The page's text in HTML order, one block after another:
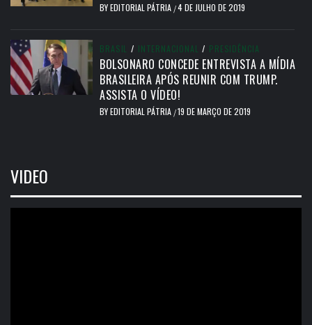
BYEDITORIAL PÁTRIA /4 DE JULHO DE 2019
BRASIL / INTERNACIONAL / PRESIDÊNCIA
BOLSONARO CONCEDE ENTREVISTA A MÍDIA
BRASILEIRA APÓS REUNIR COM TRUMP.
ASSISTA O VÍDEO!
BYEDITORIAL PÁTRIA /19 DE MARÇO DE 2019
VIDEO